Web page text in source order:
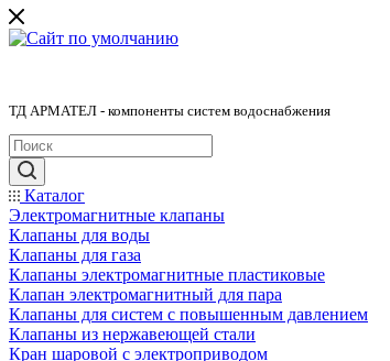
ТД АРМАТЕЛ - компоненты систем водоснабжения
Каталог
Электромагнитные клапаны
Клапаны для воды
Клапаны для газа
Клапаны электромагнитные пластиковые
Клапан электромагнитный для пара
Клапаны для систем с повышенным давлением
Клапаны из нержавеющей стали
Кран шаровой с электроприводом